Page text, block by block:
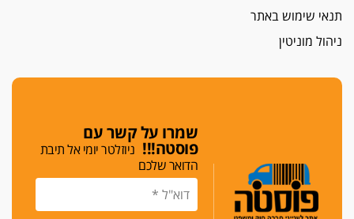
תנאי שימוש באתר
ניהול מוניטין
שמרו על קשר עם
פוסטה!!! ניוזלטר יומי אל תיבת
הדואר שלכם